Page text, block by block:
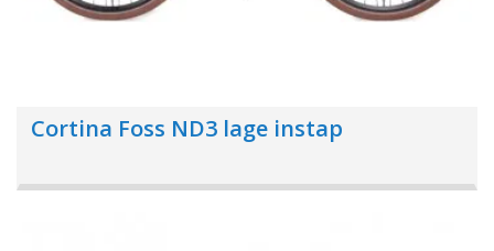
Cortina Foss ND3 lage instap